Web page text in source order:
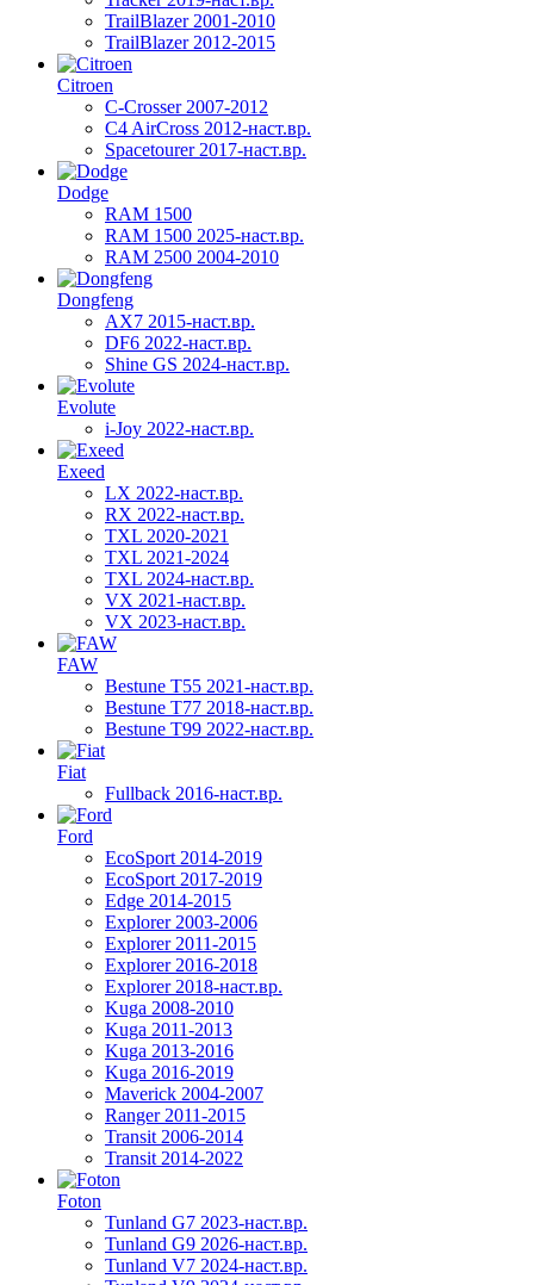
TrailBlazer 2001-2010
TrailBlazer 2012-2015
Citroen
C-Crosser 2007-2012
C4 AirCross 2012-наст.вр.
Spacetourer 2017-наст.вр.
Dodge
RAM 1500
RAM 1500 2025-наст.вр.
RAM 2500 2004-2010
Dongfeng
AX7 2015-наст.вр.
DF6 2022-наст.вр.
Shine GS 2024-наст.вр.
Evolute
i-Joy 2022-наст.вр.
Exeed
LX 2022-наст.вр.
RX 2022-наст.вр.
TXL 2020-2021
TXL 2021-2024
TXL 2024-наст.вр.
VX 2021-наст.вр.
VX 2023-наст.вр.
FAW
Bestune T55 2021-наст.вр.
Bestune T77 2018-наст.вр.
Bestune T99 2022-наст.вр.
Fiat
Fullback 2016-наст.вр.
Ford
EcoSport 2014-2019
EcoSport 2017-2019
Edge 2014-2015
Explorer 2003-2006
Explorer 2011-2015
Explorer 2016-2018
Explorer 2018-наст.вр.
Kuga 2008-2010
Kuga 2011-2013
Kuga 2013-2016
Kuga 2016-2019
Maverick 2004-2007
Ranger 2011-2015
Transit 2006-2014
Transit 2014-2022
Foton
Tunland G7 2023-наст.вр.
Tunland G9 2026-наст.вр.
Tunland V7 2024-наст.вр.